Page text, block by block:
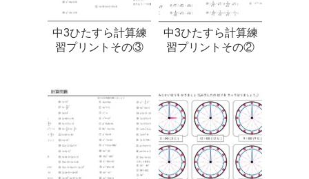
中3ひたすら計算練
習プリントその③
中3ひたすら計算練
習プリントその②